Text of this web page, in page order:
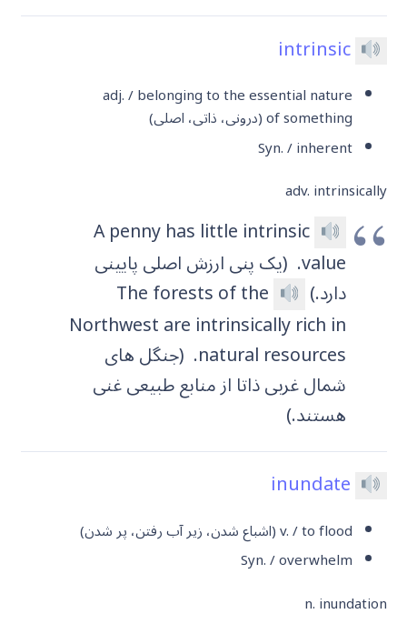
intrinsic
adj. / belonging to the essential nature
of something(درونی، ذاتی، اصلی)
Syn. / inherent
adv. intrinsically
A penny has little intrinsic
value. (یک پنی ارزش اصلی پایینی
دارد.)
The forests of the
Northwest are intrinsically rich in
natural resources. (جنگل های
شمال غربی ذاتا از منابع طبیعی غنی
هستند.)
inundate
v. / to flood(اشباع شدن، زیر آب رفتن، پر شدن)
Syn. / overwhelm
n. inundation